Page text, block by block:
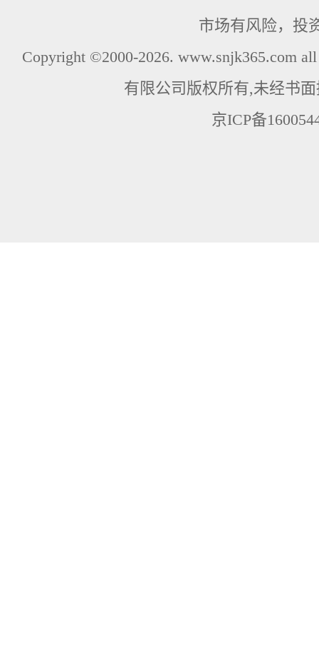
市场有风险，投
Copyright ©2000-2026. www.snjk365.com
有限公司版权所有,未经书
京ICP备